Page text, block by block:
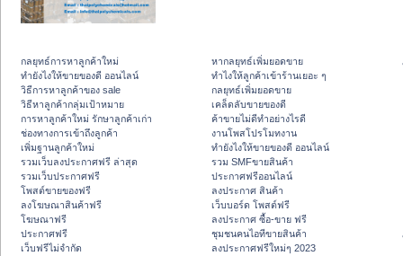
กลยุทธ์การหาลูกค้าใหม่
ทํายังไงให้ขายของดี ออนไลน์
วิธีการหาลูกค้าของ sale
วิธีหาลูกค้ากลุ่มเป้าหมาย
การหาลูกค้าใหม่ รักษาลูกค้าเก่า
ช่องทางการเข้าถึงลูกค้า
เพิ่มฐานลูกค้าใหม่
รวมเว็บลงประกาศฟรี ล่าสุด
รวมเว็บประกาศฟรี
โพสต์ขายของฟรี
ลงโฆษณาสินค้าฟรี
โฆษณาฟรี
ประกาศฟรี
เว็บฟรีไม่จำกัด
หากลยุทธ์เพิ่มยอดขาย
ทําไงให้ลูกค้าเข้าร้านเยอะ ๆ
กลยุทธ์เพิ่มยอดขาย
เคล็ดลับขายของดี
ค้าขายไม่ดีทำอย่างไรดี
งานโพสโปรโมทงาน
ทํายังไงให้ขายของดี ออนไลน์
รวม SMFขายสินค้า
ประกาศฟรีออนไลน์
ลงประกาศ สินค้า
เว็บบอร์ด โพสต์ฟรี
ลงประกาศ ซื้อ-ขาย ฟรี
ชุมชนคนไอทีขายสินค้า
ลงประกาศฟรีใหม่ๆ 2023